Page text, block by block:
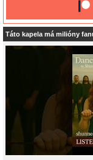
Táto kapela má milióny